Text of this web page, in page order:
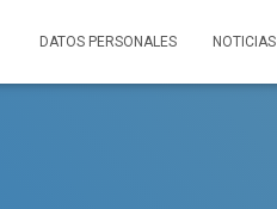
DATOS PERSONALES NOTICIAS